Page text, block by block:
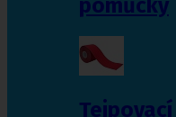
pomůcky